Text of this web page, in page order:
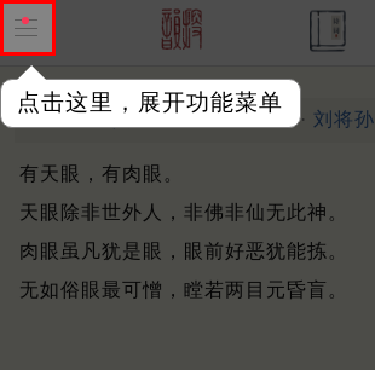
点击这里，展开功能菜单
寓言 其十一 宋末元初 · 刘将孙
有天眼，有肉眼。
天眼除非世外人，非佛非仙无此神。
肉眼虽凡犹是眼，眼前好恶犹能拣。
无如俗眼最可憎，瞠若两目元昏盲。